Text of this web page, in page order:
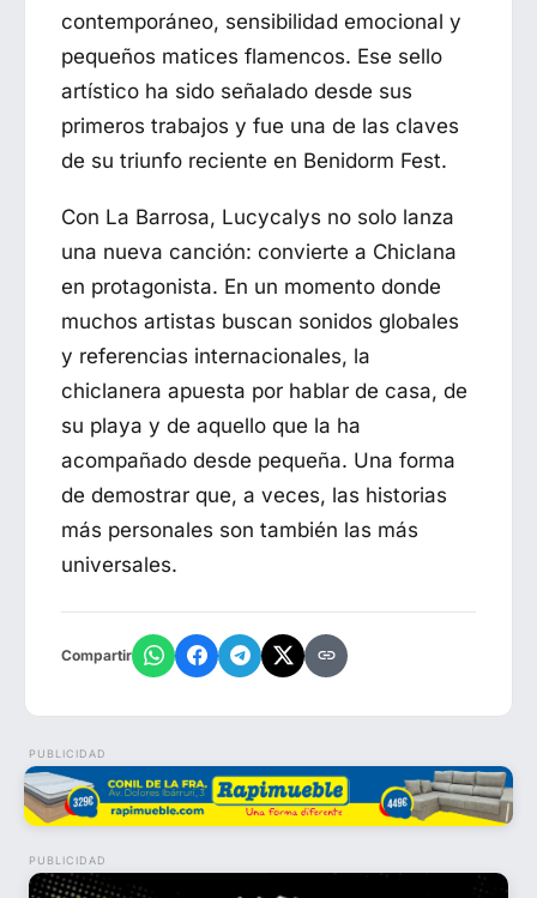
contemporáneo, sensibilidad emocional y
pequeños matices flamencos. Ese sello
artístico ha sido señalado desde sus
primeros trabajos y fue una de las claves
de su triunfo reciente en Benidorm Fest.
Con La Barrosa, Lucycalys no solo lanza
una nueva canción: convierte a Chiclana
en protagonista. En un momento donde
muchos artistas buscan sonidos globales
y referencias internacionales, la
chiclanera apuesta por hablar de casa, de
su playa y de aquello que la ha
acompañado desde pequeña. Una forma
de demostrar que, a veces, las historias
más personales son también las más
universales.
Compartir
PUBLICIDAD
PUBLICIDAD